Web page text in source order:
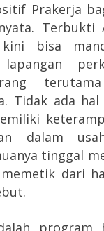
Prakerja
Terbukti
bisa
lapangan
Tidak ada
dalam
tinggal
dari